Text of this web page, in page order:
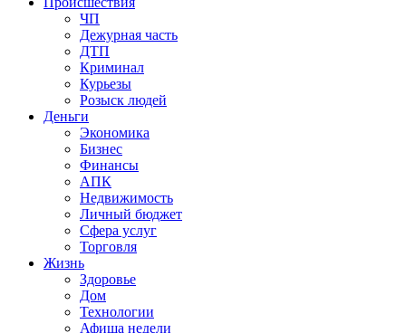
ЧП
Дежурная часть
ДТП
Криминал
Курьезы
Розыск людей
Деньги
Экономика
Бизнес
Финансы
АПК
Недвижимость
Личный бюджет
Сфера услуг
Торговля
Жизнь
Здоровье
Дом
Технологии
Афиша недели